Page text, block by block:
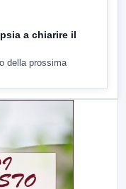
a chiarire il
della prossima